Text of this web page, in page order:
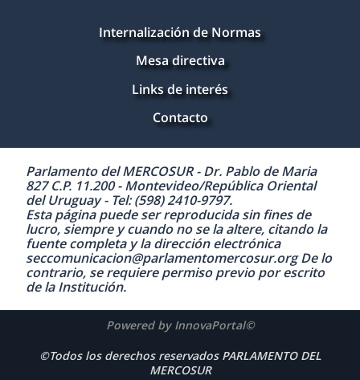
Internalización de Normas
Mesa directiva
Links de interés
Contacto
Parlamento del MERCOSUR - Dr. Pablo de Maria
827 C.P. 11.200 - Montevideo/República Oriental
del Uruguay - Tel: (598) 2410-9797.
Esta página puede ser reproducida sin fines de
lucro, siempre y cuando no se la altere, citando la
fuente completa y la dirección electrónica
seccomunicacion@parlamentomercosur.org De lo
contrario, se requiere permiso previo por escrito
de la Institución.
Powered by InnovaPortal©
©Todos los derechos reservados PARLAMENTO DEL
MERCOSUR